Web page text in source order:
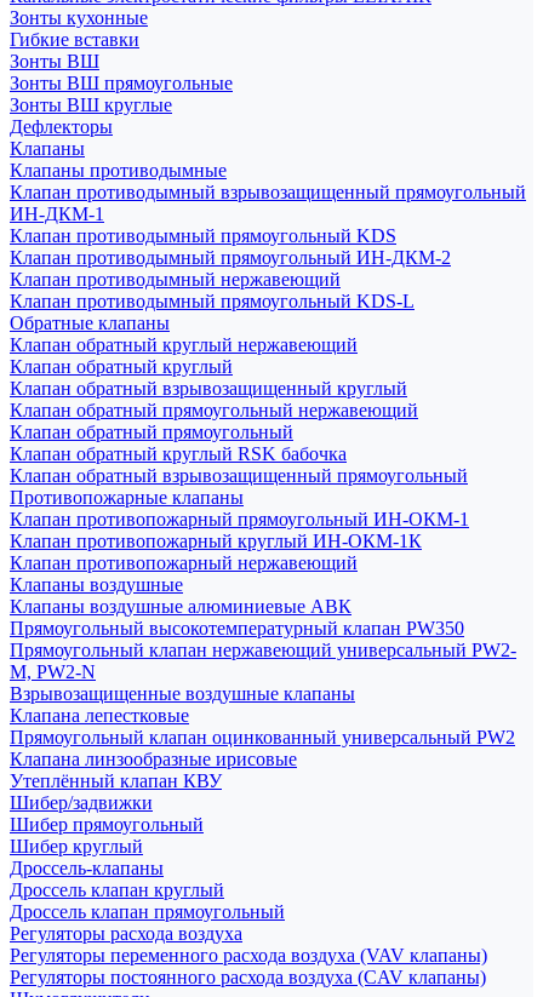
Зонты кухонные
Гибкие вставки
Зонты ВШ
Зонты ВШ прямоугольные
Зонты ВШ круглые
Дефлекторы
Клапаны
Клапаны противодымные
Клапан противодымный взрывозащищенный прямоугольный
ИН-ДКМ-1
Клапан противодымный прямоугольный KDS
Клапан противодымный прямоугольный ИН-ДКМ-2
Клапан противодымный нержавеющий
Клапан противодымный прямоугольный KDS-L
Обратные клапаны
Клапан обратный круглый нержавеющий
Клапан обратный круглый
Клапан обратный взрывозащищенный круглый
Клапан обратный прямоугольный нержавеющий
Клапан обратный прямоугольный
Клапан обратный круглый RSK бабочка
Клапан обратный взрывозащищенный прямоугольный
Противопожарные клапаны
Клапан противопожарный прямоугольный ИН-ОКМ-1
Клапан противопожарный круглый ИН-ОКМ-1К
Клапан противопожарный нержавеющий
Клапаны воздушные
Клапаны воздушные алюминиевые АВК
Прямоугольный высокотемпературный клапан PW350
Прямоугольный клапан нержавеющий универсальный PW2-
M, PW2-N
Взрывозащищенные воздушные клапаны
Клапана лепестковые
Прямоугольный клапан оцинкованный универсальный PW2
Клапана линзообразные ирисовые
Утеплённый клапан КВУ
Шибер/задвижки
Шибер прямоугольный
Шибер круглый
Дроссель-клапаны
Дроссель клапан круглый
Дроссель клапан прямоугольный
Регуляторы расхода воздуха
Регуляторы переменного расхода воздуха (VAV клапаны)
Регуляторы постоянного расхода воздуха (CAV клапаны)